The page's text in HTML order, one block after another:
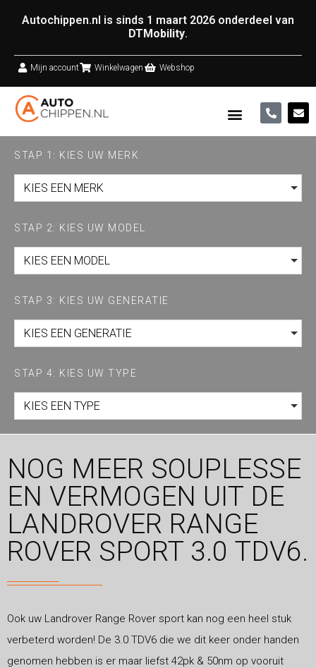
Autochippen.nl is sinds 1 maart 2026 onderdeel van
DTMobility.
Mijn account Winkelwagen Webshop
STAP 1: KIES UW MERK
KIES EEN MERK
STAP 2: KIES UW MODEL
KIES EEN MODEL
STAP 3: KIES UW GENERATIE
KIES EEN GENERATIE
STAP 4: KIES UW TYPE
KIES EEN TYPE
NOG MEER SOUPLESSE
EN VERMOGEN UIT DE
LANDROVER RANGE
ROVER SPORT 3.0 TDV6.
Ook uw Landrover Range Rover sport kan nog een heel stuk
verbeterd worden! De 3.0 TDV6 die we dit keer onder handen
genomen hebben is er maar liefst 42pk & 50nm op vooruit